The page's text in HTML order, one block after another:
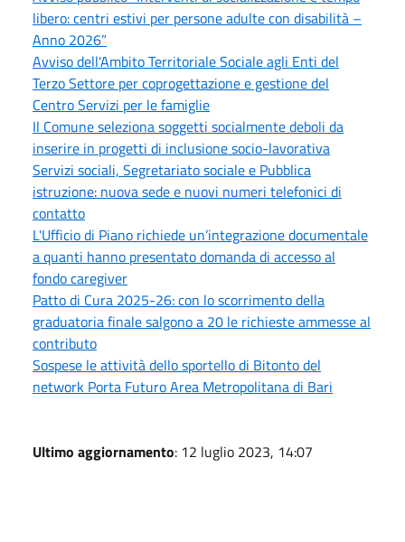
libero: centri estivi per persone adulte con disabilità –
Anno 2026”
Avviso dell'Ambito Territoriale Sociale agli Enti del
Terzo Settore per coprogettazione e gestione del
Centro Servizi per le famiglie
Il Comune seleziona soggetti socialmente deboli da
inserire in progetti di inclusione socio-lavorativa
Servizi sociali, Segretariato sociale e Pubblica
istruzione: nuova sede e nuovi numeri telefonici di
contatto
L'Ufficio di Piano richiede un’integrazione documentale
a quanti hanno presentato domanda di accesso al
fondo caregiver
Patto di Cura 2025-26: con lo scorrimento della
graduatoria finale salgono a 20 le richieste ammesse al
contributo
Sospese le attività dello sportello di Bitonto del
network Porta Futuro Area Metropolitana di Bari
Ultimo aggiornamento: 12 luglio 2023, 14:07